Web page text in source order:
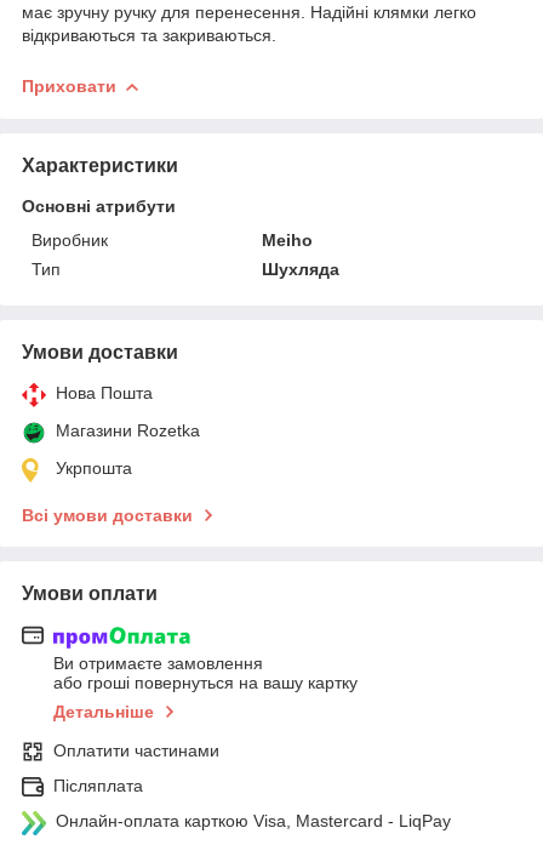
має зручну ручку для перенесення. Надійні клямки легко
відкриваються та закриваються.
Приховати
Характеристики
Основні атрибути
Виробник
Meiho
Тип
Шухляда
Умови доставки
Нова Пошта
Магазини Rozetka
Укрпошта
Всі умови доставки
Умови оплати
Ви отримаєте замовлення
або гроші повернуться на вашу картку
Детальніше
Оплатити частинами
Післяплата
Онлайн-оплата карткою Visa, Mastercard - LiqPay